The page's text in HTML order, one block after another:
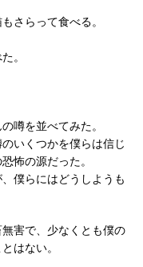
さらって食べる。
。
噂を並べてみた。
いくつかを僕らは信じ
怖の源だった。
僕らにはどうしようも
害で、少なくとも僕の
はない。